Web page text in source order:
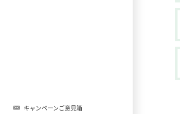
キャンペーンご意見箱